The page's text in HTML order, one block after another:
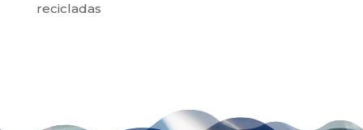
recicladas